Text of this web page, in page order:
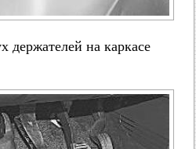
держателей на каркасе